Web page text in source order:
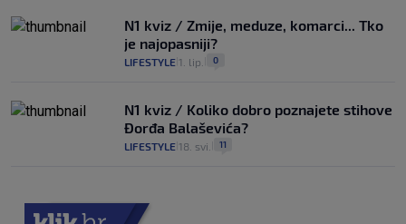
N1 kviz / Zmije, meduze, komarci... Tko
je najopasniji?
LIFESTYLE 1. lip. 0
N1 kviz / Koliko dobro poznajete stihove
Đorđa Balaševića?
LIFESTYLE 18. svi. 11